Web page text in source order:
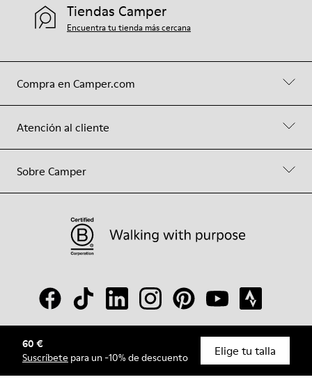
60 €
Suscríbete para un -10% de descuento Elige tu talla
Compra en Camper.com
Atención al cliente
Sobre Camper
Tiendas Camper
Encuentra tu tienda más cercana
© Camper, 2026